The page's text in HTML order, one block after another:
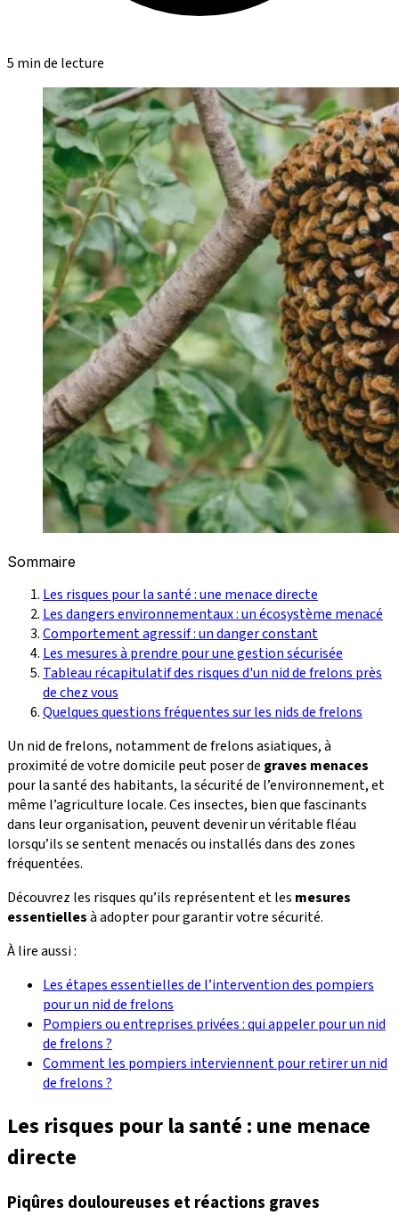
5 min de lecture
Sommaire
Les risques pour la santé : une menace directe
Les dangers environnementaux : un écosystème menacé
Comportement agressif : un danger constant
Les mesures à prendre pour une gestion sécurisée
Tableau récapitulatif des risques d'un nid de frelons près
de chez vous
Quelques questions fréquentes sur les nids de frelons
Un nid de frelons, notamment de frelons asiatiques, à
proximité de votre domicile peut poser de graves menaces
pour la santé des habitants, la sécurité de l’environnement, et
même l’agriculture locale. Ces insectes, bien que fascinants
dans leur organisation, peuvent devenir un véritable fléau
lorsqu’ils se sentent menacés ou installés dans des zones
fréquentées.
Découvrez les risques qu’ils représentent et les mesures
essentiellesà adopter pour garantir votre sécurité.
À lire aussi :
Les étapes essentielles de l’intervention des pompiers
pour un nid de frelons
Pompiers ou entreprises privées : qui appeler pour un nid
de frelons ?
Comment les pompiers interviennent pour retirer un nid
de frelons ?
Les risques pour la santé : une menace
directe
Piqûres douloureuses et réactions graves